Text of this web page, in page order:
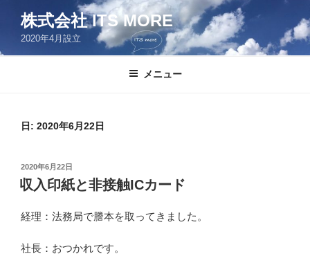
ン
株式会社 ITS MORE
2020年4月設立
メニュー
日: 2020年6月22日
投
稿
日:
2020年6月22日
収入印紙と非接触ICカード
経理：法務局で謄本を取ってきました。
社長：おつかれです。